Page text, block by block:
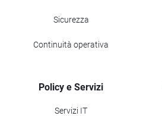
Sicurezza
Continuità operativa
Policy e Servizi
Servizi IT